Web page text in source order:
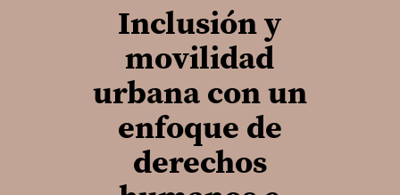
Inclusión y
movilidad
urbana con un
enfoque de
derechos